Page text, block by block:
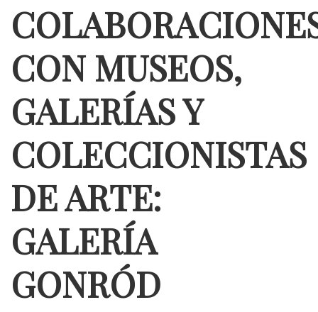
CON MUSEOS,
GALERÍAS Y
COLECCIONISTAS
DE ARTE:
GALERÍA
GONRÓD